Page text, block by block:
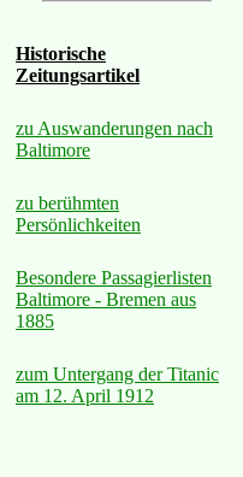
Historische
Zeitungsartikel
zu Auswanderungen nach
Baltimore
zu berühmten
Persönlichkeiten
Besondere Passagierlisten
Baltimore - Bremen aus
1885
zum Untergang der Titanic
am 12. April 1912